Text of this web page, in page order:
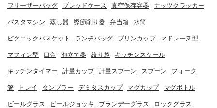
フリーザーバッグ ブレッドケース 真空保存容器 ナッツクラッカー
パスタマシン 蒸し器 鰹節削り器 弁当箱 水筒
ピクニックバスケット ランチバッグ プリンカップ マドレーヌ型
マフィン型 口金 泡立て器 絞り袋 キッチンスケール
キッチンタイマー 計量カップ 計量スプーン スプーン フォーク
箸 トレイ タンブラー デミタスカップ マグカップ マグボトル
ビールグラス ビールジョッキ ブランデーグラス ロックグラス